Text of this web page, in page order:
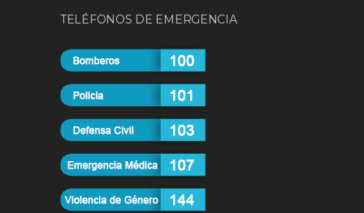
TELÉFONOS DE EMERGENCIA